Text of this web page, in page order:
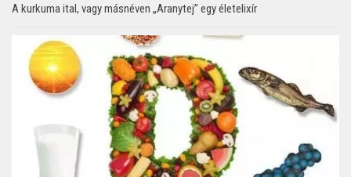
A kurkuma ital, vagy másnéven „Aranytej” egy életelixír